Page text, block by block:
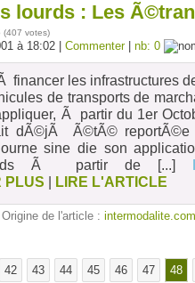
lourds : Les
(407 votes)
à 18:02 | Commenter| nb: 0
financer les infrastructures
de transports de
Ã partir du 1er
dÃ©jÃ Ã©tÃ© reportÃ©e
sine die son
Ã partir de[...]
PLUS | LIRE L'ARTICLE
Origine de l'article : intermodalite.com
42 43 44 45 46 47 48